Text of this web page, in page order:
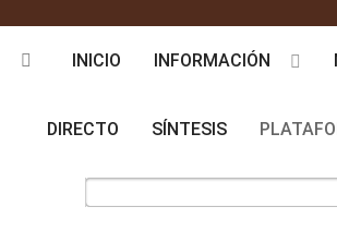
INICIO INFORMACIÓN
DIRECTO SÍNTESIS